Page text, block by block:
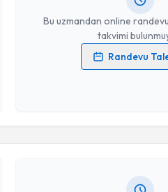
Bu uzmandan online
takvimi
Randevu
Kişisel verilerimin işlenmesine
Takvim Talebini